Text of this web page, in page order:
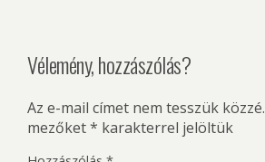
Vélemény, hozzászólás?
Az e-mail címet nem tesszük közzé.
mezőket* karakterrel jelöltük